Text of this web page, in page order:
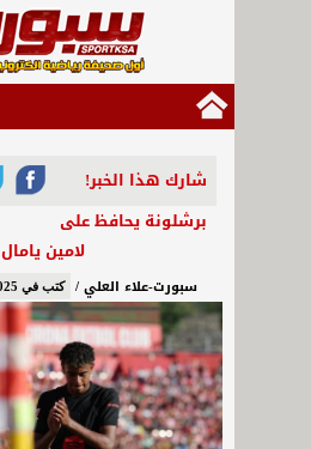
شارك هذا الخبر!
برشلونة يحافظ على
لامين يامال
سبورت-علاء العلي / كتب في 28/05/2025 - 2:00 ص